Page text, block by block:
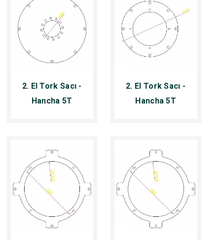
2. El Tork Sacı -
Hancha 5T
2. El Tork Sacı -
Hancha 5T